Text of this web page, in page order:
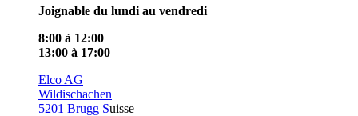
Joignable du lundi au vendredi
8:00 à 12:00
13:00 à 17:00
Elco AG
Wildischachen
5201 Brugg Suisse